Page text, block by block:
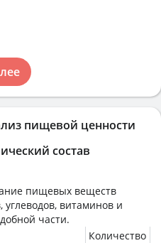
пищевой ценности
состав
пищевых веществ
углеводов, витаминов и
части.
Количество